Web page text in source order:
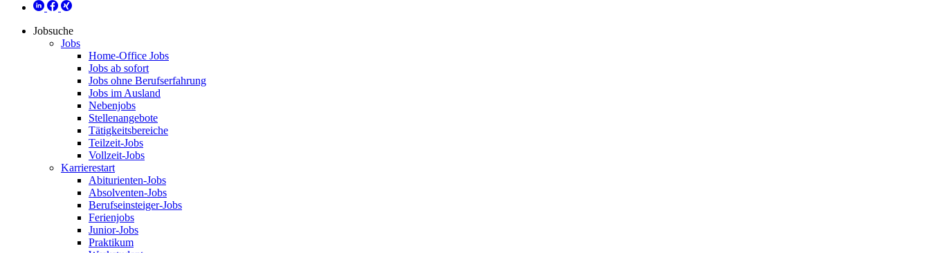
Jobsuche
Jobs
Home-Office Jobs
Jobs ab sofort
Jobs ohne Berufserfahrung
Jobs im Ausland
Nebenjobs
Stellenangebote
Tätigkeitsbereiche
Teilzeit-Jobs
Vollzeit-Jobs
Karrierestart
Abiturienten-Jobs
Absolventen-Jobs
Berufseinsteiger-Jobs
Ferienjobs
Junior-Jobs
Praktikum